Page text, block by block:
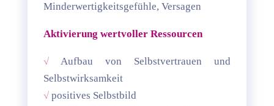
Minderwertigkeitsgefühle, Versagen
Aktivierung wertvoller Ressourcen
√Aufbau von Selbstvertrauen und
Selbstwirksamkeit
√ positives Selbstbild